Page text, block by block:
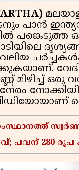
നടനും പാൻ
പങ്കെടുത്ത
മിഴിച്ച് ഒരു
പവന് 280